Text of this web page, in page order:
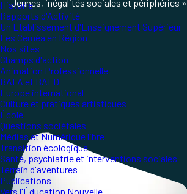
Histoire
Rapports d'Activité
Un Etablissement d'Enseignement Supérieur
Les Ceméa en Région
Nos sites
Champs d'action
Animation Professionnelle
BAFA et BAFD
Europe international
Culture et pratiques artistiques
École
Questions sociétales
Médias et Numérique libre
Transition écologique
Santé, psychiatrie et interventions sociales
Terrain d'aventures
Publications
Vers l'Éducation Nouvelle
Jeunes, inégalités sociales et périphéries »